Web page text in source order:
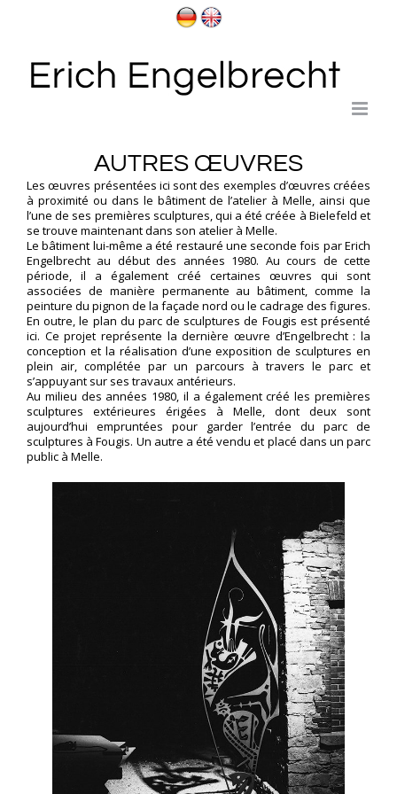
AUTRES ŒUVRES
Les œuvres présentées ici sont des exemples d’œuvres créées
à proximité ou dans le bâtiment de l’atelier à Melle, ainsi que
l’une de ses premières sculptures, qui a été créée à Bielefeld et
se trouve maintenant dans son atelier à Melle.
Le bâtiment lui-même a été restauré une seconde fois par Erich
Engelbrecht au début des années 1980. Au cours de cette
période, il a également créé certaines œuvres qui sont
associées de manière permanente au bâtiment, comme la
peinture du pignon de la façade nord ou le cadrage des figures.
En outre, le plan du parc de sculptures de Fougis est présenté
ici. Ce projet représente la dernière œuvre d’Engelbrecht : la
conception et la réalisation d’une exposition de sculptures en
plein air, complétée par un parcours à travers le parc et
s’appuyant sur ses travaux antérieurs.
Au milieu des années 1980, il a également créé les premières
sculptures extérieures érigées à Melle, dont deux sont
aujourd’hui empruntées pour garder l’entrée du parc de
sculptures à Fougis. Un autre a été vendu et placé dans un parc
public à Melle.